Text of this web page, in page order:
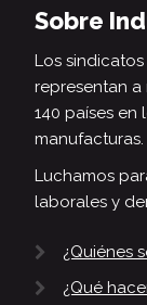
Sobre
Los
representan a
140 países en
manufacturas.
Luchamos
laborales y
¿Quiénes
¿Qué